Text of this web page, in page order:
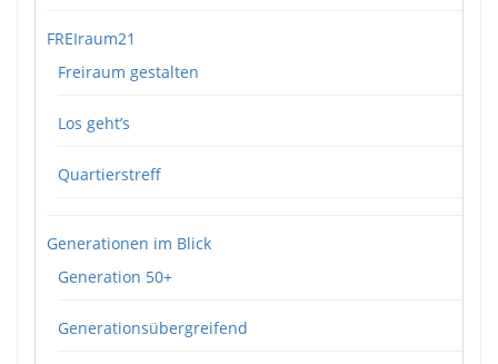
FREIraum21
Freiraum gestalten
Los geht’s
Quartierstreff
Generationen im Blick
Generation 50+
Generationsübergreifend